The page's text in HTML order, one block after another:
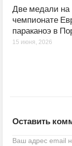
Две медали на
чемпионате
параканоэ в
15 июня, 2026
Оставить
Ваш адрес email